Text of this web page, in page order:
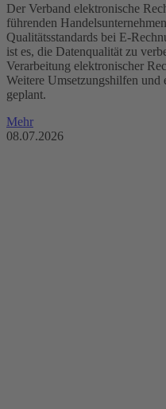
Der Verband elektronische
führenden
Qualitätsstandards bei E-
ist es, die Datenqualität zu
Verarbeitung elektronischer
Weitere Umsetzungshilfen
geplant.
Mehr
08.07.2026